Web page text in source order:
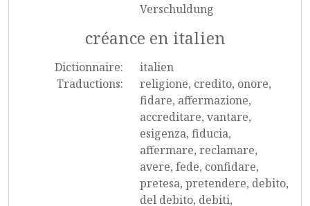
Verschuldung
créance en italien
Dictionnaire:
italien
Traductions:
religione, credito, onore,
fidare, affermazione,
accreditare, vantare,
esigenza, fiducia,
affermare, reclamare,
avere, fede, confidare,
pretesa, pretendere, debito,
del debito, debiti,